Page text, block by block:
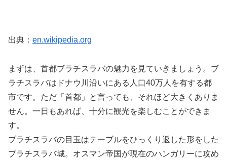
出典： en.wikipedia.org
まずは、首都ブラチスラバの魅力を見ていきましょう。ブ
ラチスラバはドナウ川沿いにある人口40万人を有する都
市です。ただ「首都」と言っても、それほど大きくありま
せん。一日もあれば、十分に観光を楽しむことができま
す。
ブラチスラバの目玉はテーブルをひっくり返した形をした
ブラチスラバ城。オスマン帝国が現在のハンガリーに攻め